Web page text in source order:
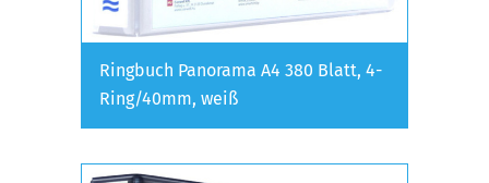
Ringbuch Panorama A4 380 Blatt, 4-
Ring/40mm, weiß